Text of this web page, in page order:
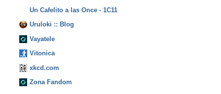
Un Cafelito a las Once - 1C11
Uruloki :: Blog
Vayatele
Vitonica
xkcd.com
Zona Fandom